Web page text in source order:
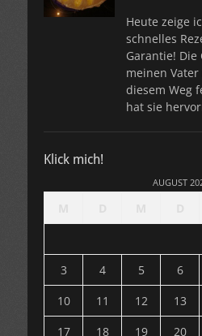
Heute zeige
schnelles
Garantie!
meinen
diesem Weg
hat sie
Klick mich!
AUGUST
3
4 5 6
10
11 12 13
17
18 19 20